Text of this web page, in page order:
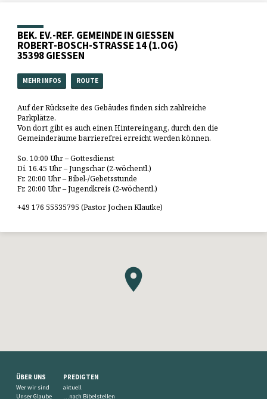
BEK. EV.-REF. GEMEINDE IN GIESSEN
ROBERT-BOSCH-STRASSE 14 (1.OG)
35398 GIESSEN
MEHR INFOS ROUTE
Auf der Rückseite des Gebäudes finden sich zahlreiche
Parkplätze.
Von dort gibt es auch einen Hintereingang, durch den die
Gemeinderäume barrierefrei erreicht werden können.
So. 10:00 Uhr – Gottesdienst
Di. 16.45 Uhr – Jungschar (2-wöchentl.)
Fr. 20:00 Uhr – Bibel-/Gebetsstunde
Fr. 20:00 Uhr – Jugendkreis (2-wöchentl.)
+49 176 55535795 (Pastor Jochen Klautke)
ÜBER UNS
Wer wir sind
Unser Glaube
PREDIGTEN
aktuell
…nach Bibelstellen